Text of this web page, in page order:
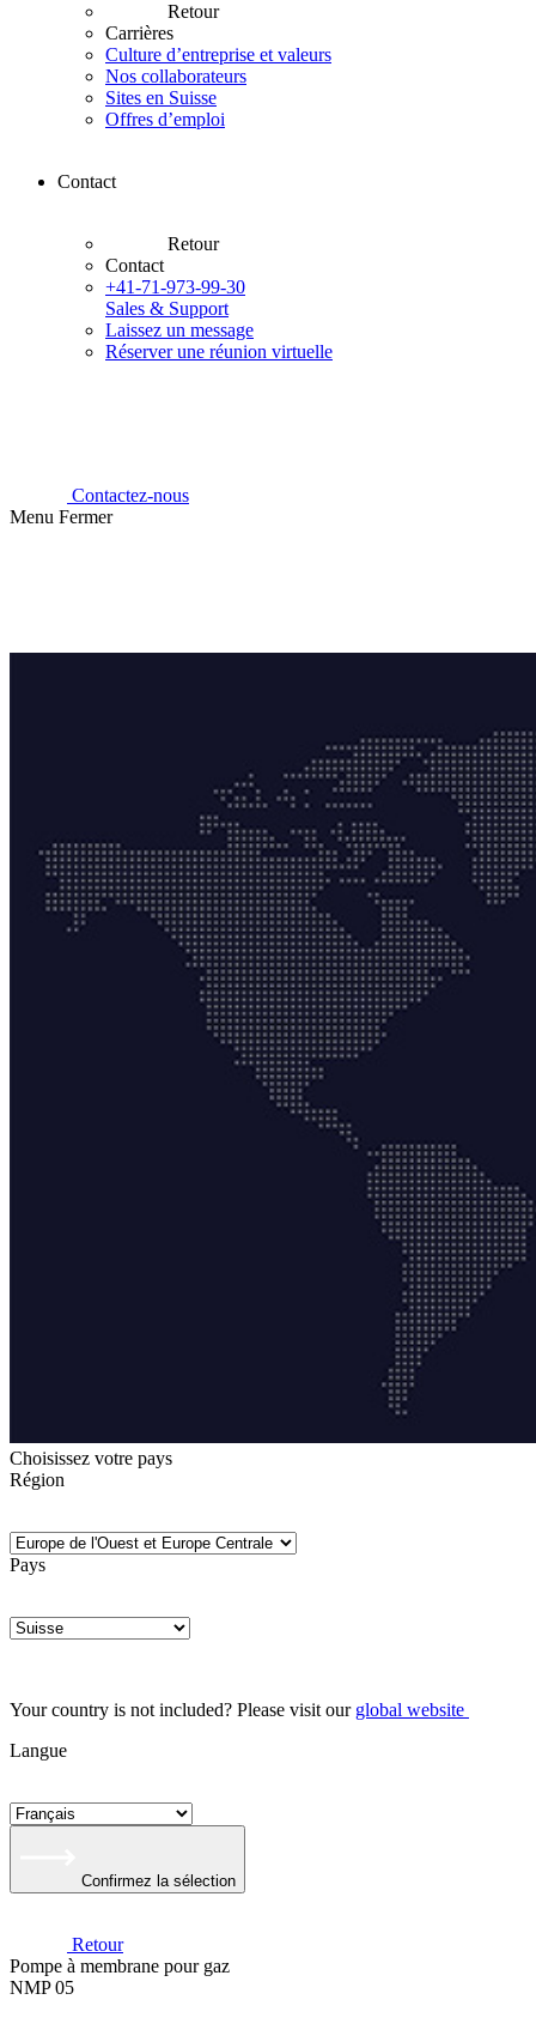
Retour
Carrières
Culture d’entreprise et valeurs
Nos collaborateurs
Sites en Suisse
Offres d’emploi
Contact
Retour
Contact
+41-71-973-99-30
Sales & Support
Laissez un message
Réserver une réunion virtuelle
Contactez-nous
Menu Fermer
Choisissez votre pays
Région
Pays
Your country is not included? Please visit our global website
Langue
Confirmez la sélection
Retour
Pompe à membrane pour gaz
NMP 05